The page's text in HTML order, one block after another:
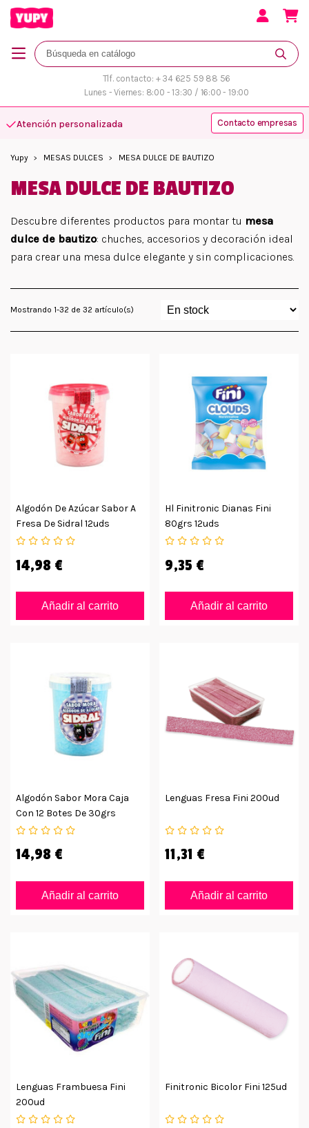
Tlf. contacto: + 34 625 59 88 56
Lunes - Viernes: 8:00 - 13:30 / 16:00 - 19:00
Atención personalizada Contacto empresas
Yupy MESAS DULCES MESA DULCE DE BAUTIZO
MESA DULCE DE BAUTIZO
Descubre diferentes productos para montar tu mesa
dulce de bautizo: chuches, accesorios y decoración ideal
para crear una mesa dulce elegante y sin complicaciones.
Mostrando 1-32 de 32 artículo(s)
Algodón De Azúcar Sabor A
Fresa De Sidral 12uds
14,98 €
Añadir al carrito
Hl Finitronic Dianas Fini
80grs 12uds
9,35 €
Añadir al carrito
Algodón Sabor Mora Caja
Con 12 Botes De 30grs
14,98 €
Añadir al carrito
Lenguas Fresa Fini 200ud
11,31 €
Añadir al carrito
Lenguas Frambuesa Fini
200ud
Finitronic Bicolor Fini 125ud